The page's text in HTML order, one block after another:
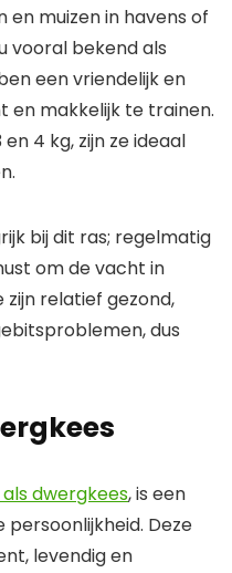
muizen in havens of
vooral bekend als
een vriendelijk en
en makkelijk te trainen.
4 kg, zijn ze ideaal
bij dit ras; regelmatig
om de vacht in
zijn relatief gezond,
dus
dwergkees, is een
Deze
levendig en